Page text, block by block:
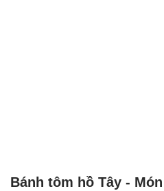
Bánh tôm hồ Tây -